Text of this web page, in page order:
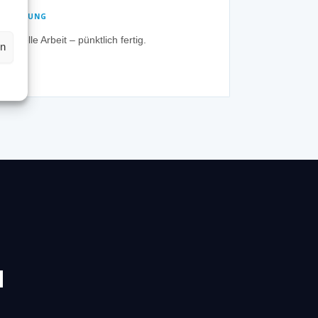
✓ LÖSUNG
Schnelle Arbeit – pünktlich fertig.